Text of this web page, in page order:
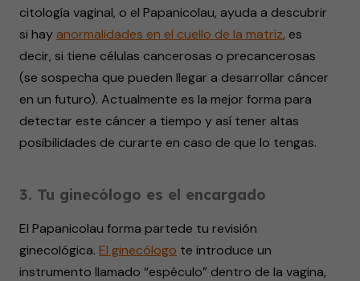
citología vaginal, o el Papanicolau, ayuda a descubrir
si hayanormalidades en el cuello de la matriz, es
decir, si tiene células cancerosas o precancerosas
(se sospecha que pueden llegar a desarrollar cáncer
en un futuro). Actualmente es la mejor forma para
detectar este cáncer a tiempo y así tener altas
posibilidades de curarte en caso de que lo tengas.
3. Tu ginecólogo es el encargado
El Papanicolau forma partede tu revisión
ginecológica. El ginecólogo te introduce un
instrumento llamado “espéculo” dentro de la vagina,